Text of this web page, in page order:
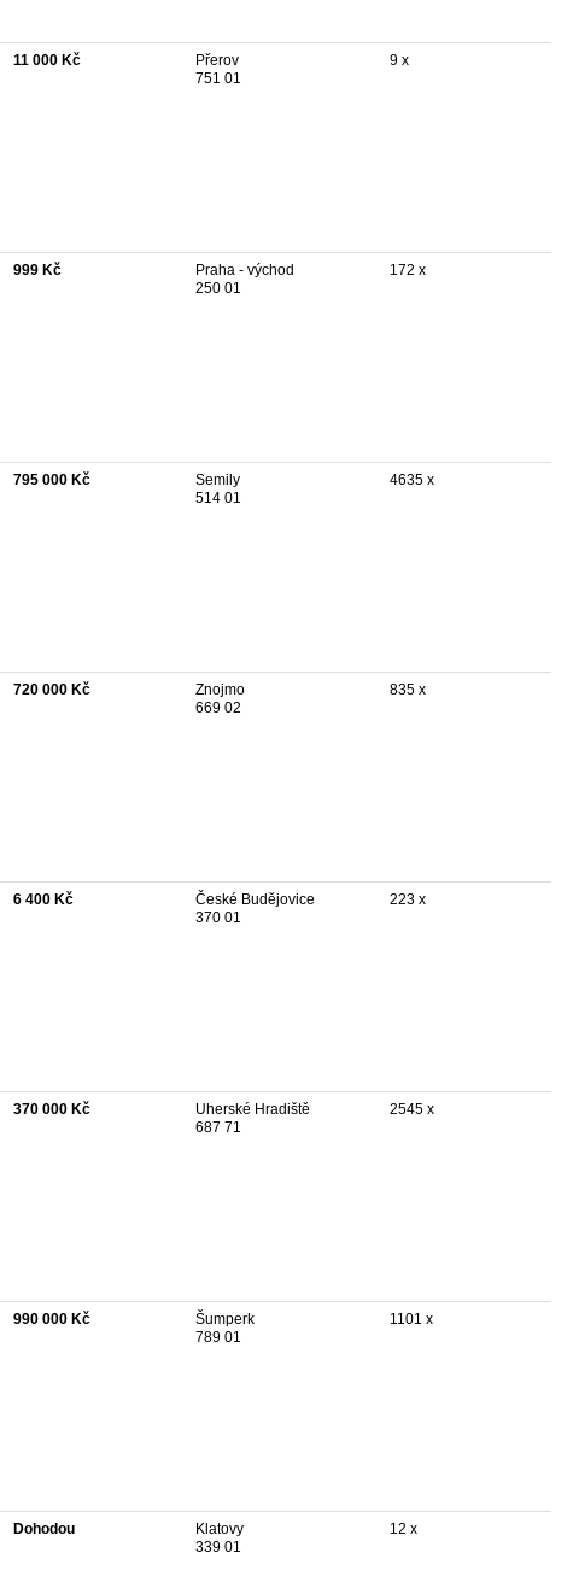
11 000 Kč
Přerov
751 01
9 x
999 Kč
Praha - východ
250 01
172 x
795 000 Kč
Semily
514 01
4635 x
720 000 Kč
Znojmo
669 02
835 x
6 400 Kč
České Budějovice
370 01
223 x
370 000 Kč
Uherské Hradiště
687 71
2545 x
990 000 Kč
Šumperk
789 01
1101 x
Dohodou
Klatovy
339 01
12 x